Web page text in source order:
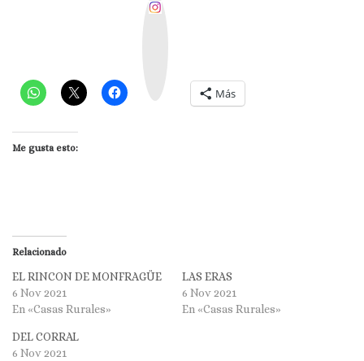
Más
Me gusta esto:
Relacionado
EL RINCON DE MONFRAGÜE
6 Nov 2021
En «Casas Rurales»
LAS ERAS
6 Nov 2021
En «Casas Rurales»
DEL CORRAL
6 Nov 2021